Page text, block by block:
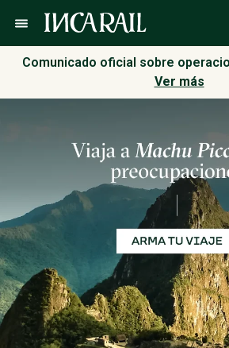
Comunicado oficial sobre
Ver más